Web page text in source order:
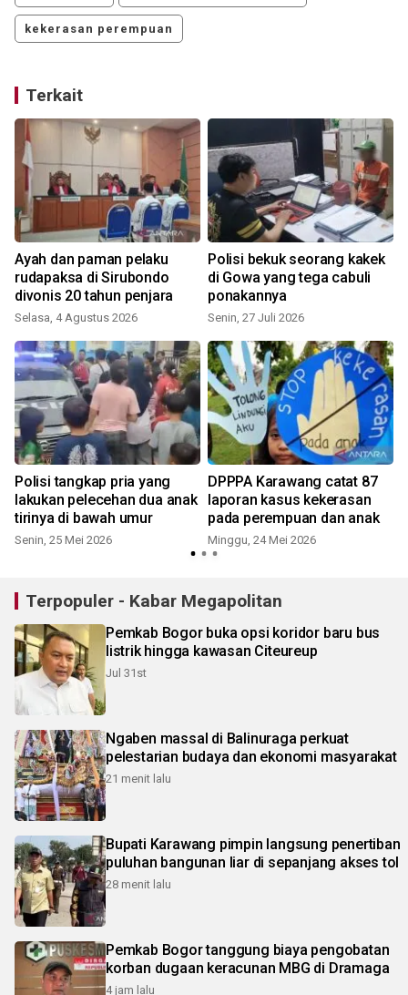
kekerasan perempuan
Terkait
Ayah dan paman pelaku
rudapaksa di Sirubondo
divonis 20 tahun penjara
Selasa, 4 Agustus 2026
Polisi bekuk seorang kakek
di Gowa yang tega cabuli
ponakannya
Senin, 27 Juli 2026
Polisi tangkap pria yang
lakukan pelecehan dua anak
tirinya di bawah umur
Senin, 25 Mei 2026
DPPPA Karawang catat 87
laporan kasus kekerasan
pada perempuan dan anak
Minggu, 24 Mei 2026
Terpopuler - Kabar Megapolitan
Pemkab Bogor buka opsi koridor baru bus
listrik hingga kawasan Citeureup
Jul 31st
Ngaben massal di Balinuraga perkuat
pelestarian budaya dan ekonomi masyarakat
21 menit lalu
Bupati Karawang pimpin langsung penertiban
puluhan bangunan liar di sepanjang akses tol
28 menit lalu
Pemkab Bogor tanggung biaya pengobatan
korban dugaan keracunan MBG di Dramaga
4 jam lalu